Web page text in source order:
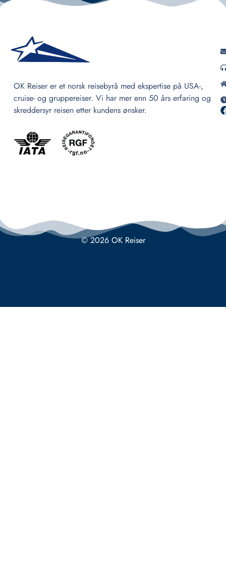
OK Reiser er et norsk reisebyrå med ekspertise på USA-,
cruise- og gruppereiser. Vi har mer enn 50 års erfaring og
skreddersyr reisen etter kundens ønsker.
© 2026 OK Reiser